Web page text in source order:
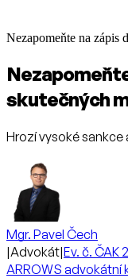
Nezapomeňte na zápis
skutečných
Hrozí vysoké sankce
Mgr. Pavel Čech
|Advokát|Ev. č. ČAK
ARROWS advokátní